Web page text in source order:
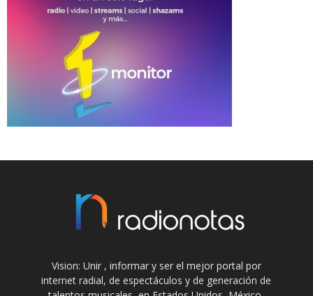
Vision: Unir , informar y ser el mejor portal por
internet radial, de espectáculos y de generación de